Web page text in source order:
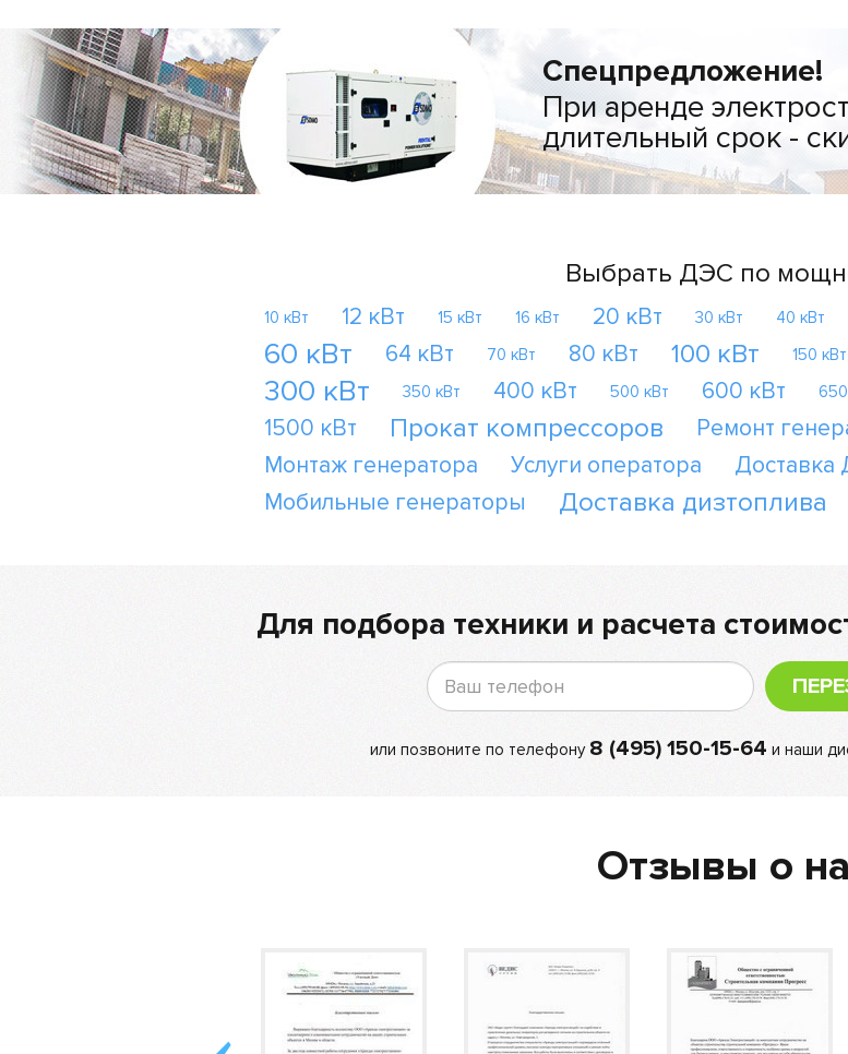
Спецпредложение!
При аренде
длительный срок -
Выбрать ДЭС по
10 кВт 12 кВт 15 кВт 16 кВт 20 кВт 30 кВт 40 кВт
60 кВт 64 кВт 70 кВт 80 кВт 100 кВт 150 кВт
300 кВт 350 кВт 400 кВт 500 кВт 600 кВт
1500 кВт Прокат компрессоров Ремонт
Монтаж генератора
Услуги оператора Доставка
Мобильные генераторы
Доставка дизтоплива
Для подбора техники и расчета
или позвоните по телефону 8 (495) 150-15-64 и наши
Отзывы о